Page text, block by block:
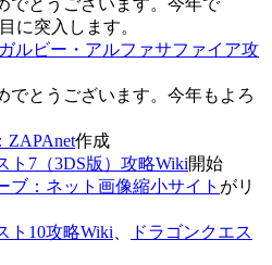
に突入します。
ルビー・アルファサファイア攻
でとうございます。今年もよろ
ZAPAnet作成
ト7（3DS版）攻略Wiki開始
ブ：ネット画像縮小サイト がリ
ト10攻略Wiki
ドラゴンクエス